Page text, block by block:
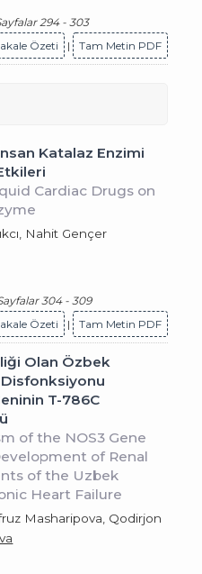
294 - 303
Özeti
| Tam Metin PDF
İnsan Katalaz Enzimi
Cardiac Drugs on
Nahit Gençer
304 - 309
Özeti
| Tam Metin PDF
Olan Özbek
T-786C
of the NOS3 Gene
of Renal
of the Uzbek
Heart Failure
Masharipova, Qodirjon